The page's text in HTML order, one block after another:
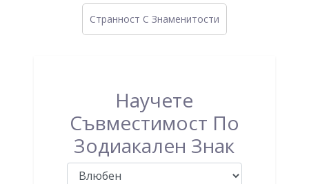
Странност C Знаменитости
Научете
Съвместимост По
Зодиакален Знак